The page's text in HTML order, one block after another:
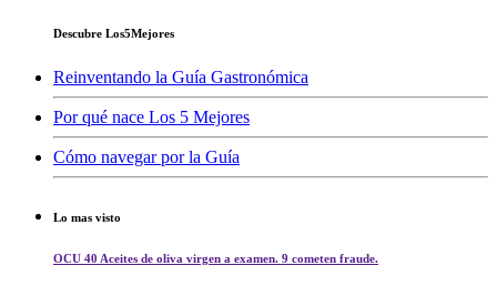
Descubre Los5Mejores
Reinventando la Guía Gastronómica
Por qué nace Los 5 Mejores
Cómo navegar por la Guía
Lo mas visto
OCU 40 Aceites de oliva virgen a examen. 9 cometen fraude.